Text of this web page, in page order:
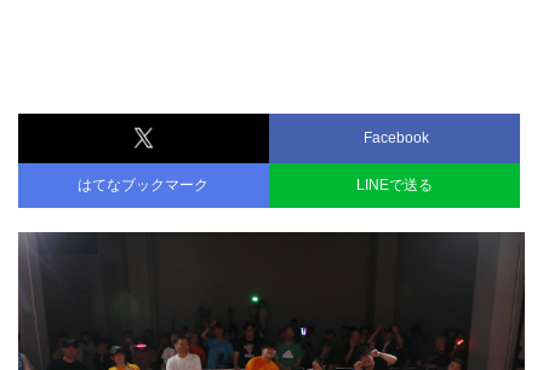
Facebook
はてなブックマーク LINEで送る